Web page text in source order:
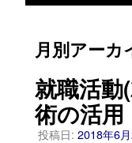
月別アーカ
就職活
術の活用
投稿日: 2018年6